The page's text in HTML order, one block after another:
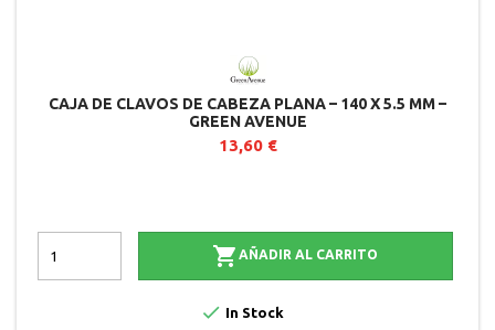
CAJA DE CLAVOS DE CABEZA PLANA – 140 X 5.5 MM –
GREEN AVENUE
13,60 €
 AÑADIR AL CARRITO
 In Stock